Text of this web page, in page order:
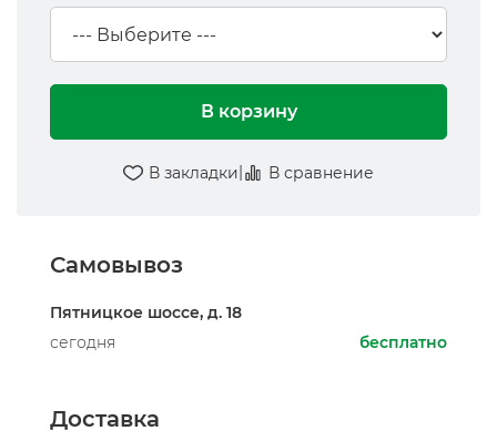
В корзину
В закладки| В сравнение
Самовывоз
Пятницкое шоссе, д. 18
сегодня
бесплатно
Доставка